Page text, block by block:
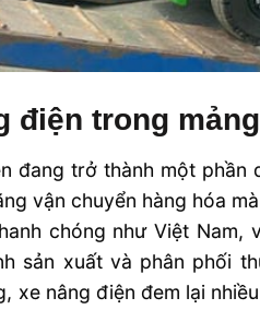
điện trong
đang trở thành một
vận chuyển hàng hóa
chóng như Việt
sản xuất và phân phối
xe nâng điện đem lại